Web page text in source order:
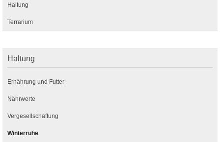
Haltung
Terrarium
Haltung
Ernährung und Futter
Nährwerte
Vergesellschaftung
Winterruhe